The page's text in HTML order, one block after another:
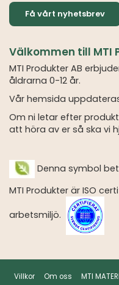
Få vårt nyhetsbrev
Välkommen till MTI
MTI Produkter AB
åldrarna 0-12 år.
Vår hemsida
Om ni letar efter
att höra av er så ska vi
Denna symbol
MTI Produkter är ISO
arbetsmiljö.
Villkor Om oss MTI